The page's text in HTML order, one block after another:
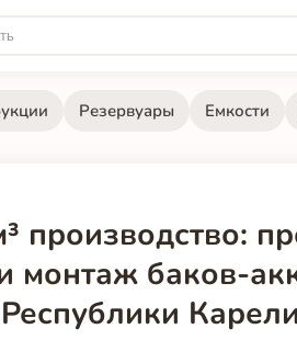
Резервуары Емкости
производство:
монтаж баков-